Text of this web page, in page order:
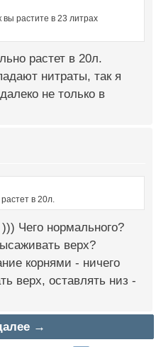
растите в 23 литрах
растет в 20л.
нитраты, так я
не только в
в 20л.
Чего нормального?
верх?
корнями - ничего
верх, оставлять низ -
→